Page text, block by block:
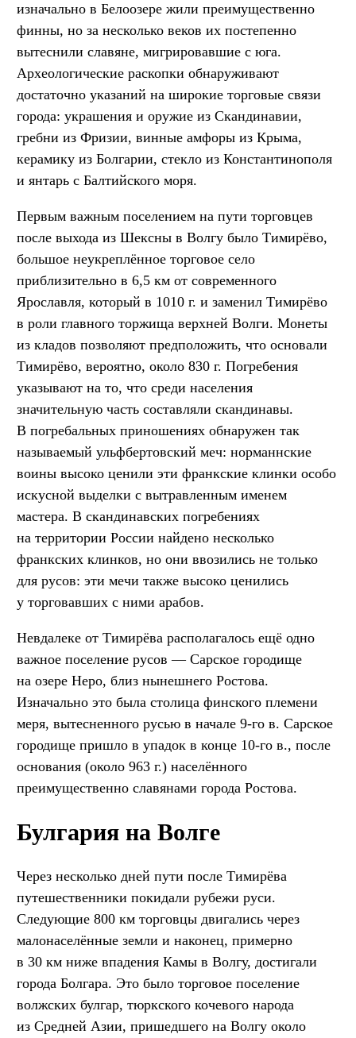
изначально в Белоозере жили преимущественно
финны, но за несколько веков их постепенно
вытеснили славяне, мигрировавшие с юга.
Археологические раскопки обнаруживают
достаточно указаний на широкие торговые связи
города: украшения и оружие из Скандинавии,
гребни из Фризии, винные амфоры из Крыма,
керамику из Болгарии, стекло из Константинополя
и янтарь с Балтийского моря.
Первым важным поселением на пути торговцев
после выхода из Шексны в Волгу было Тимирёво,
большое неукреплённое торговое село
приблизительно в 6,5 км от современного
Ярославля, который в 1010 г. и заменил Тимирёво
в роли главного торжища верхней Волги. Монеты
из кладов позволяют предположить, что основали
Тимирёво, вероятно, около 830 г. Погребения
указывают на то, что среди населения
значительную часть составляли скандинавы.
В погребальных приношениях обнаружен так
называемый ульфбертовский меч: норманнские
воины высоко ценили эти франкские клинки особо
искусной выделки с вытравленным именем
мастера. В скандинавских погребениях
на территории России найдено несколько
франкских клинков, но они ввозились не только
для русов: эти мечи также высоко ценились
у торговавших с ними арабов.
Невдалеке от Тимирёва располагалось ещё одно
важное поселение русов — Сарское городище
на озере Неро, близ нынешнего Ростова.
Изначально это была столица финского племени
меря, вытесненного русью в начале 9-го в. Сарское
городище пришло в упадок в конце 10-го в., после
основания (около 963 г.) населённого
преимущественно славянами города Ростова.
Булгария на Волге
Через несколько дней пути после Тимирёва
путешественники покидали рубежи руси.
Следующие 800 км торговцы двигались через
малонаселённые земли и наконец, примерно
в 30 км ниже впадения Камы в Волгу, достигали
города Болгара. Это было торговое поселение
волжских булгар, тюркского кочевого народа
из Средней Азии, пришедшего на Волгу около